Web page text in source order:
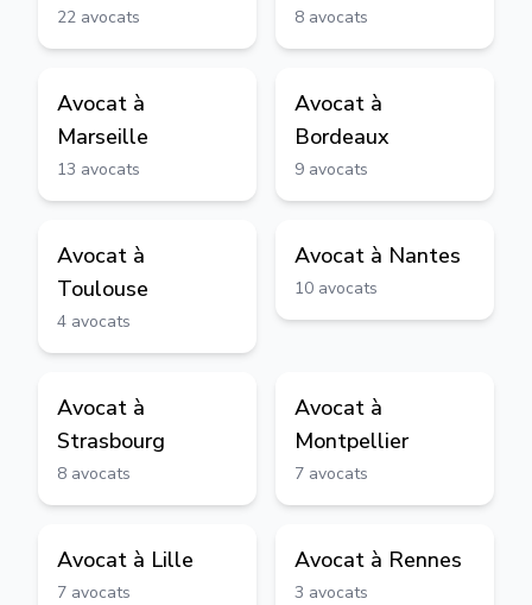
22 avocats 8 avocats
Avocat à
Marseille
13 avocats
Avocat à
Bordeaux
9 avocats
Avocat à
Toulouse
4 avocats
Avocat à Nantes
10 avocats
Avocat à
Strasbourg
8 avocats
Avocat à
Montpellier
7 avocats
Avocat à Lille
7 avocats
Avocat à Rennes
3 avocats